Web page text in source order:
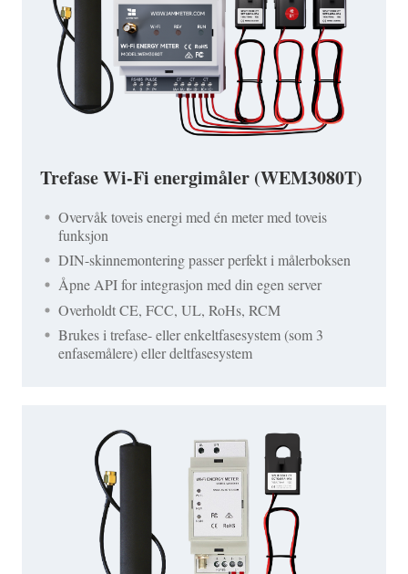
Trefase Wi-Fi energimåler (WEM3080T)
Overvåk toveis energi med én meter med toveis
funksjon
DIN-skinnemontering passer perfekt i målerboksen
Åpne API for integrasjon med din egen server
Overholdt CE, FCC, UL, RoHs, RCM
Brukes i trefase- eller enkeltfasesystem (som 3
enfasemålere) eller deltfasesystem